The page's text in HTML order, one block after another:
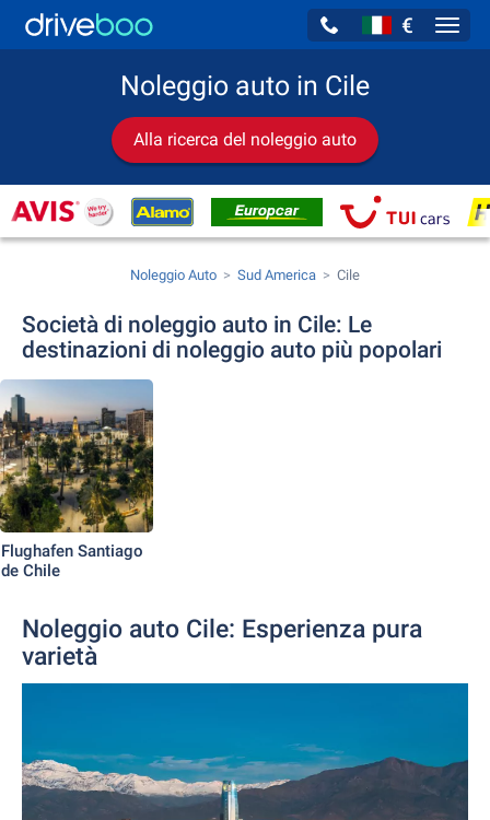
€
Noleggio auto in Cile
Alla ricerca del noleggio auto
Noleggio Auto Sud America Cile
Società di noleggio auto in Cile: Le
destinazioni di noleggio auto più popolari
Flughafen Santiago
de Chile
Noleggio auto Cile: Esperienza pura
varietà